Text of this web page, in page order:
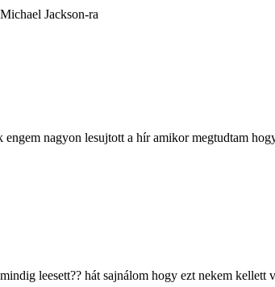
Jackson-ra
engem nagyon lesujtott a hír amikor megtudtam
leesett?? hát sajnálom hogy ezt nekem